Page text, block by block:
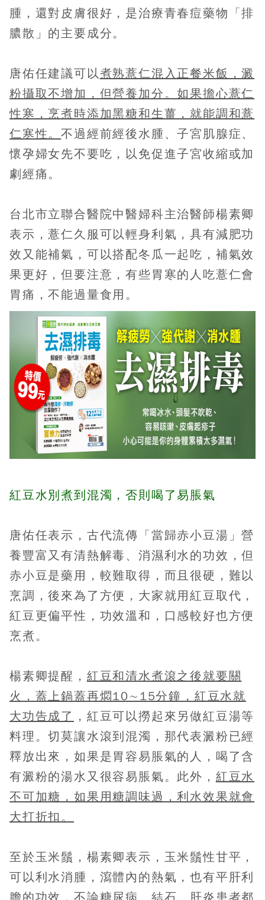
腫，還對皮膚很好，是治療青春痘藥物「排
膿散」的主要成分。
唐佑任建議可以煮熟薏仁混入正餐米飯，澱
粉攝取不增加，但營養加分。如果擔心薏仁
性寒，烹煮時添加黑糖和生薑，就能調和薏
仁寒性。不過經前經後水腫、子宮肌腺症、
懷孕婦女先不要吃，以免促進子宮收縮或加
劇經痛。
台北市立聯合醫院中醫婦科主治醫師楊素卿
表示，薏仁久服可以輕身利氣，具有減肥功
效又能補氣，可以搭配冬瓜一起吃，補氣效
果更好，但要注意，有些胃寒的人吃薏仁會
胃痛，不能過量食用。
紅豆水別煮到混濁，否則喝了易脹氣
唐佑任表示，古代流傳「當歸赤小豆湯」營
養豐富又有清熱解毒、消濕利水的功效，但
赤小豆是藥用，較難取得，而且很硬，難以
烹調，後來為了方便，大家就用紅豆取代，
紅豆更偏平性，功效溫和，口感較好也方便
烹煮。
楊素卿提醒， 紅豆和清水煮滾之後就要關
火，蓋上鍋蓋再燜10∼15分鐘，紅豆水就
大功告成了 ，紅豆可以撈起來另做紅豆湯等
料理。切莫讓水滾到混濁，那代表澱粉已經
釋放出來，如果是胃容易脹氣的人，喝了含
有澱粉的湯水又很容易脹氣。此外， 紅豆水
不可加糖，如果用糖調味過，利水效果就會
大打折扣。
至於玉米鬚，楊素卿表示，玉米鬚性甘平，
可以利水消腫，瀉體內的熱氣，也有平肝利